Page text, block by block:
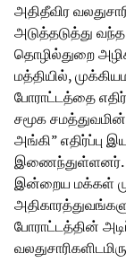
அதிதீவிர
அடுத்தடுத்து
தொழில்துறை
மத்தியில்,
போராட்டத்தை
சமூக
அங்கி” எதிர்ப்பு
இணைந்துள்ளனர்.
இன்றைய மக்கள்
போராட்டத்தின்